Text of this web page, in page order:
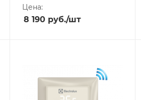
Цена:
8 190 руб./шт